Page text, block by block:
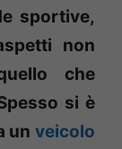
sportive,
non
che
si è
un veicolo